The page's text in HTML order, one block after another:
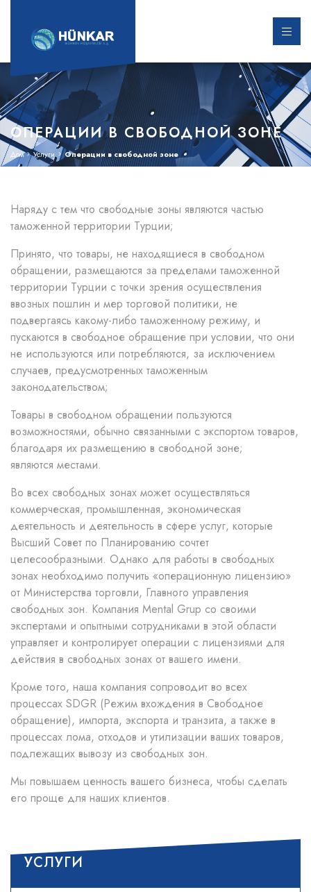
ОПЕРАЦИИ В СВОБОДНОЙ ЗОНЕ
Дом Услуги Операции в свободной зоне
УСЛУГИ
Наряду с тем что свободные зоны являются частью
таможенной территории Турции;
Принято, что товары, не находящиеся в свободном
обращении, размещаются за пределами таможенной
территории Турции с точки зрения осуществления
ввозных пошлин и мер торговой политики, не
подвергаясь какому-либо таможенному режиму, и
пускаются в свободное обращение при условии, что они
не используются или потребляются, за исключением
случаев, предусмотренных таможенным
законодательством;
Товары в свободном обращении пользуются
возможностями, обычно связанными с экспортом товаров,
благодаря их размещению в свободной зоне;
являются местами.
Во всех свободных зонах может осуществляться
коммерческая, промышленная, экономическая
деятельность и деятельность в сфере услуг, которые
Высший Cовет по Планированию сочтет
целесообразными. Однако для работы в свободных
зонах необходимо получить «операционную лицензию»
от Министерства торговли, Главного управления
свободных зон. Компания Mental Grup со своими
экспертами и опытными сотрудниками в этой области
управляет и контролирует операции с лицензиями для
действия в свободных зонах от вашего имени.
Кроме того, наша компания сопроводит во всех
процессах SDGR (Режим вхождения в Свободное
обращение), импорта, экспорта и транзита, а также в
процессах лома, отходов и утилизации ваших товаров,
подлежащих вывозу из свободных зон.
Мы повышаем ценность вашего бизнеса, чтобы сделать
его проще для наших клиентов.